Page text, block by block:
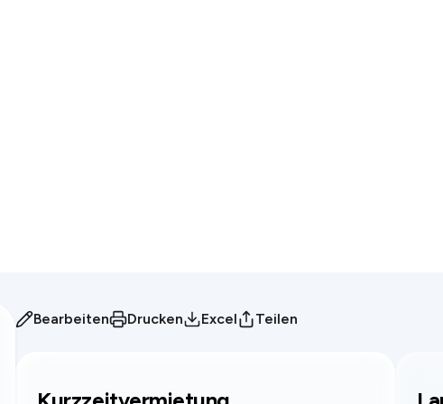
Bearbeiten Drucken Excel Teilen